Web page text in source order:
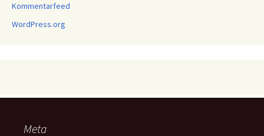
Kommentarfeed
WordPress.org
Meta